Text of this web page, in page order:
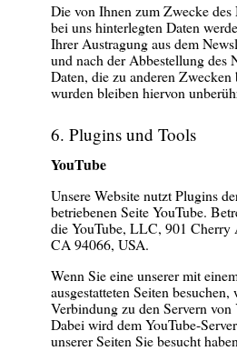
Die von Ihnen zum Zwecke des
bei uns hinterlegten Daten
Ihrer Austragung aus dem
und nach der Abbestellung des
Daten, die zu anderen Zwecken
wurden bleiben hiervon
6. Plugins und Tools
YouTube
Unsere Website nutzt Plugins
betriebenen Seite YouTube.
die YouTube, LLC, 901 Cherry
CA 94066, USA.
Wenn Sie eine unserer mit
ausgestatteten Seiten besuchen,
Verbindung zu den Servern von
Dabei wird dem YouTube-
unserer Seiten Sie besucht